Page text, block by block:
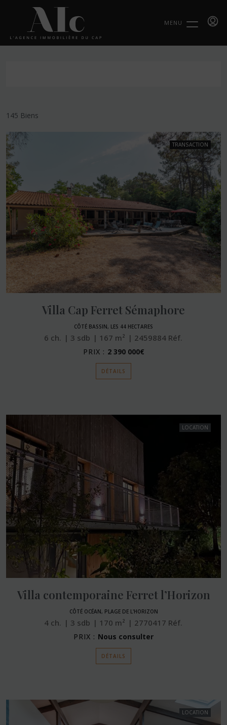
MENU
145 Biens
TRANSACTION
Villa Cap Ferret Sémaphore
CÔTÉ BASSIN, LES 44 HECTARES
6 ch. 3 sdb 167 m² 2459884 Réf.
PRIX : 2 390 000€
DÉTAILS
LOCATION
Villa contemporaine Ferret l’Horizon
CÔTÉ OCÉAN, PLAGE DE L'HORIZON
4 ch. 3 sdb 170 m² 2770417 Réf.
PRIX : Nous consulter
DÉTAILS
LOCATION